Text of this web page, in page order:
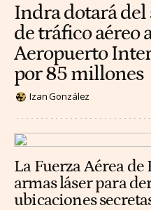
Indra dotará del
de tráfico aéreo
Aeropuerto
por 85 millones
Izan González
La Fuerza Aérea de
armas láser para
ubicaciones